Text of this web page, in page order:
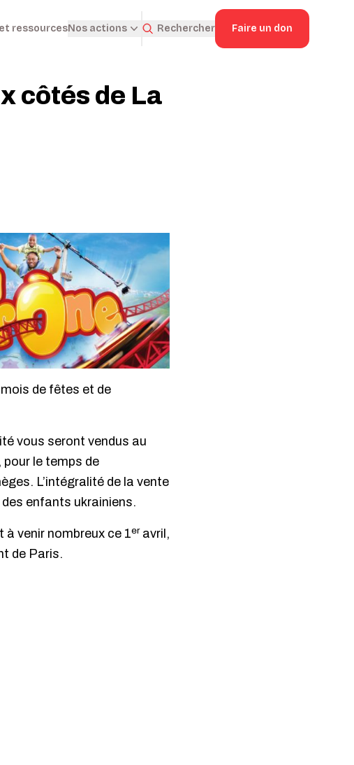
ressourcesNos actions Rechercher Faire un don
côtés de La
de fêtes et de
vous seront vendus au
pour le temps de
L’intégralité de la vente
enfants ukrainiens.
venir nombreux ce 1eravril,
de Paris.